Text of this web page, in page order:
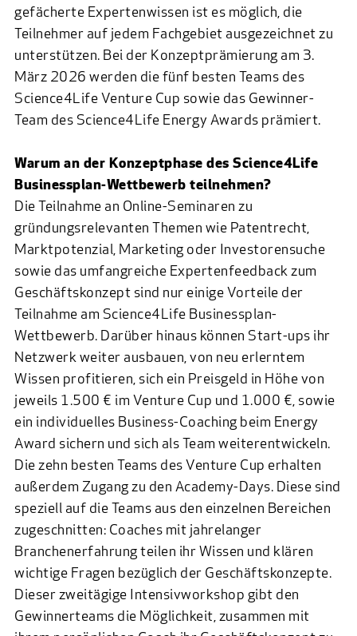
gefächerte Expertenwissen ist es möglich, die
Teilnehmer auf jedem Fachgebiet ausgezeichnet zu
unterstützen. Bei der Konzeptprämierung am 3.
März 2026 werden die fünf besten Teams des
Science4Life Venture Cup sowie das Gewinner-
Team des Science4Life Energy Awards prämiert.
Warum an der Konzeptphase des Science4Life
Businessplan-Wettbewerb teilnehmen?
Die Teilnahme an Online-Seminaren zu
gründungsrelevanten Themen wie Patentrecht,
Marktpotenzial, Marketing oder Investorensuche
sowie das umfangreiche Expertenfeedback zum
Geschäftskonzept sind nur einige Vorteile der
Teilnahme am Science4Life Businessplan-
Wettbewerb. Darüber hinaus können Start-ups ihr
Netzwerk weiter ausbauen, von neu erlerntem
Wissen profitieren, sich ein Preisgeld in Höhe von
jeweils 1.500 € im Venture Cup und 1.000 €, sowie
ein individuelles Business-Coaching beim Energy
Award sichern und sich als Team weiterentwickeln.
Die zehn besten Teams des Venture Cup erhalten
außerdem Zugang zu den Academy-Days. Diese sind
speziell auf die Teams aus den einzelnen Bereichen
zugeschnitten: Coaches mit jahrelanger
Branchenerfahrung teilen ihr Wissen und klären
wichtige Fragen bezüglich der Geschäftskonzepte.
Dieser zweitägige Intensivworkshop gibt den
Gewinnerteams die Möglichkeit, zusammen mit